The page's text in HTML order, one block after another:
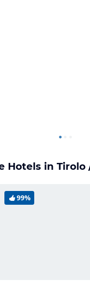
Hotels in Tirolo
99%